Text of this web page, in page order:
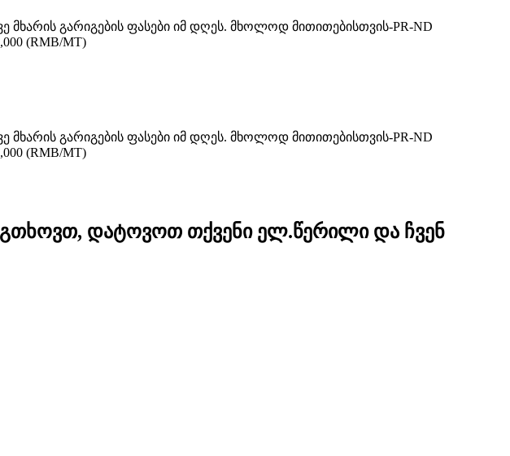
გარიგების ფასები იმ დღეს. მხოლოდ მითითებისთვის-PR-ND
(RMB/MT)
გარიგების ფასები იმ დღეს. მხოლოდ მითითებისთვის-PR-ND
(RMB/MT)
გთხოვთ, დატოვოთ თქვენი ელ.წერილი და ჩვენ